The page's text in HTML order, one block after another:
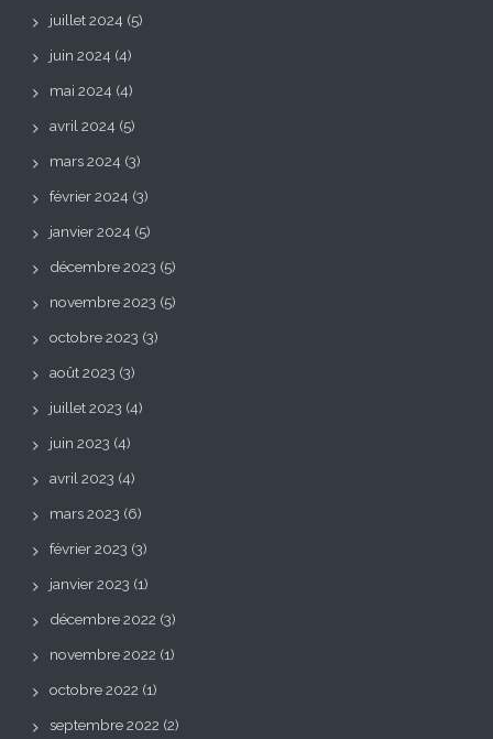
juillet 2024 (5)
juin 2024 (4)
mai 2024 (4)
avril 2024 (5)
mars 2024 (3)
février 2024 (3)
janvier 2024 (5)
décembre 2023 (5)
novembre 2023 (5)
octobre 2023 (3)
août 2023 (3)
juillet 2023 (4)
juin 2023 (4)
avril 2023 (4)
mars 2023 (6)
février 2023 (3)
janvier 2023 (1)
décembre 2022 (3)
novembre 2022 (1)
octobre 2022 (1)
septembre 2022 (2)